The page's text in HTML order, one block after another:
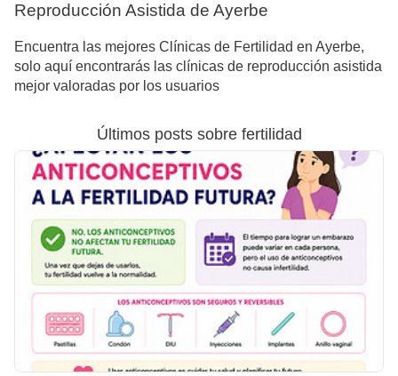
Reproducción Asistida de Ayerbe
Encuentra las mejores Clínicas de Fertilidad en Ayerbe,
solo aquí encontrarás las clínicas de reproducción asistida
mejor valoradas por los usuarios
Últimos posts sobre fertilidad